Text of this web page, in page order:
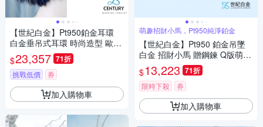
【世紀白金】Pt950鉑金耳環
白金垂吊式耳環 時尚造型 歐美
風豬鼻子＋蝴蝶元素耳環
$23,357 71折
挑戰低價 券
加入購物車
萌趣招財小馬，Pt950純淨鉑金
【世紀白金】Pt950 鉑金吊墜
白金 招財小馬 贈鋼鍊 Q版萌馬
生肖馬年 自用彌月送禮
$13,223 71折
限時下殺 券
加入購物車